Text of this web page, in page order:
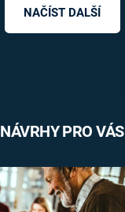
NAČÍST DALŠÍ
NÁVRHY PRO VÁS